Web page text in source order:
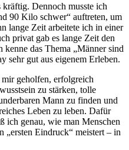
Dennoch musste ich
90 Kilo schwer“ auftreten, um
lange Zeit arbeitete ich in einer
privat gab es lange Zeit den
kenne das Thema „Männer sind
sehr gut aus eigenem Erleben.
geholfen, erfolgreich
zu stärken, tolle
Mann zu finden und
Leben zu leben. Dafür
ich genau, wie man Menschen
„ersten Eindruck“ meistert – in